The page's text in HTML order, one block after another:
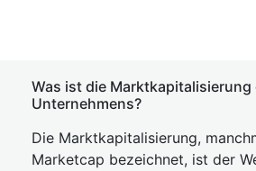
Was ist die Marktkapitalisierung
Unternehmens?
Die Marktkapitalisierung,
Marketcap bezeichnet, ist der